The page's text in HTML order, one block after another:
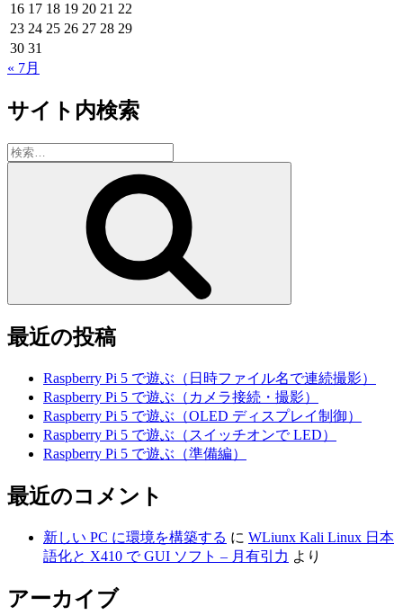
ソ
フ
ト”
の
16 17 18 19 20 21 22
23 24 25 26 27 28 29
30 31
« 7月
サイト内検索
検
索:
最近の投稿
Raspberry Pi 5 で遊ぶ（日時ファイル名で連続撮影）
Raspberry Pi 5 で遊ぶ（カメラ接続・撮影）
Raspberry Pi 5 で遊ぶ（OLED ディスプレイ制御）
Raspberry Pi 5 で遊ぶ（スイッチオンで LED）
Raspberry Pi 5 で遊ぶ（準備編）
最近のコメント
新しい PC に環境を構築する に WLiunx Kali Linux 日本
語化と X410 で GUI ソフト – 月有引力 より
アーカイブ